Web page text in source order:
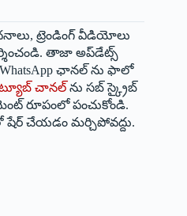
ట్రెండింగ్ వీడియోలు
తాజా అప్‌డేట్స్
ఛానల్ ను ఫాలో
చానల్ ను సబ్ స్క్రైబ్
రూపంలో పంచుకోండి.
షేర్ చేయడం మర్చిపోవద్దు.